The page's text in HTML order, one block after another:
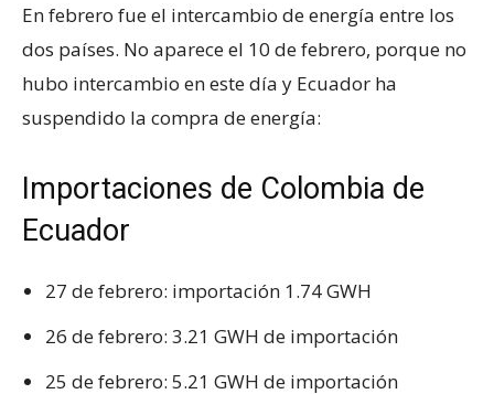
En febrero fue el intercambio de energía entre los
dos países. No aparece el 10 de febrero, porque no
hubo intercambio en este día y Ecuador ha
suspendido la compra de energía:
Importaciones de Colombia de
Ecuador
27 de febrero: importación 1.74 GWH
26 de febrero: 3.21 GWH de importación
25 de febrero: 5.21 GWH de importación